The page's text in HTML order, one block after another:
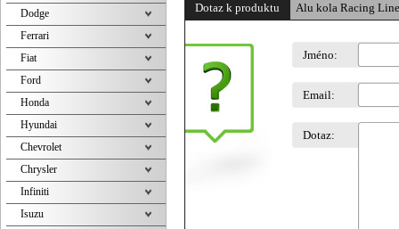
Dotaz k produktu Alu kola Racing
Jméno:
Email:
Dotaz:
Dodge
Ferrari
Fiat
Ford
Honda
Hyundai
Chevrolet
Chrysler
Infiniti
Isuzu